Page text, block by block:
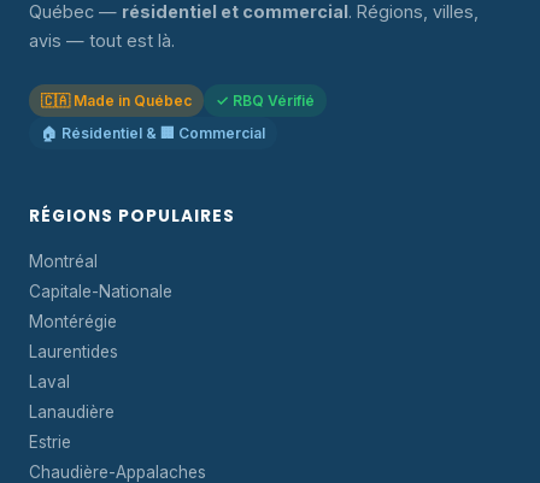
Québec — résidentiel et commercial. Régions, villes,
avis — tout est là.
🇨🇦 Made in Québec
✓ RBQ Vérifié
🏠 Résidentiel & 🏢 Commercial
RÉGIONS POPULAIRES
Montréal
Capitale-Nationale
Montérégie
Laurentides
Laval
Lanaudière
Estrie
Chaudière-Appalaches